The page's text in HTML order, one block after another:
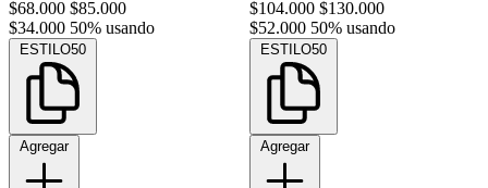
$68.000 $85.000
$34.000 50% usando
ESTILO50
Agregar
$104.000 $130.000
$52.000 50% usando
ESTILO50
Agregar